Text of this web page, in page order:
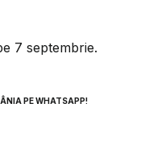
7 septembrie.
PE WHATSAPP!